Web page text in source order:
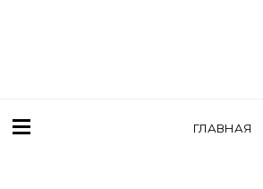
ГЛАВНАЯ